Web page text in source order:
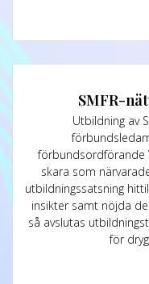
SMFR-
Utbildning av
förbundsordförande
skara som
utbildningssatsning
insikter samt nöjda
så avslutas
för